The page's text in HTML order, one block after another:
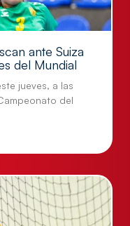
ante Suiza
del Mundial
jueves, a las
del